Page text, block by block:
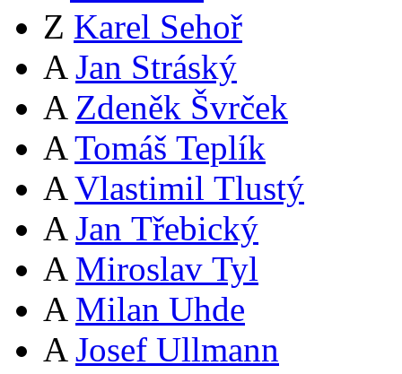
Z Karel Sehoř
A Jan Stráský
A Zdeněk Švrček
A Tomáš Teplík
A Vlastimil Tlustý
A Jan Třebický
A Miroslav Tyl
A Milan Uhde
A Josef Ullmann